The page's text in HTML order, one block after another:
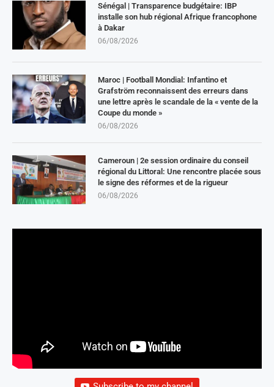
Sénégal | Transparence budgétaire: IBP
installe son hub régional Afrique francophone
à Dakar
06/08/2026
Maroc | Football Mondial: Infantino et
Grafström reconnaissent des erreurs dans
une lettre après le scandale de la « vente de la
Coupe du monde »
06/08/2026
Cameroun | 2e session ordinaire du conseil
régional du Littoral: Une rencontre placée sous
le signe des réformes et de la rigueur
06/08/2026